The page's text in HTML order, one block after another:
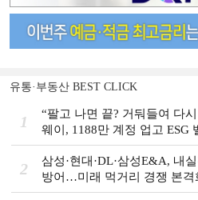
유통·부동산 BEST CLICK
1
“팔고 나면 끝? 거둬들여 다
웨이, 1188만 계정 업고 ESG
2
삼성·현대·DL·삼성E&A, 내
방어…미래 먹거리 경쟁 본격